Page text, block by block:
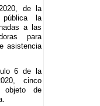
de la
pública la
a las
para
asistencia
6 de la
cinco
objeto de